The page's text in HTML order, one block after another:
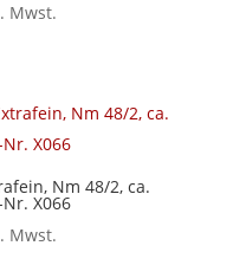
Mwst.
Nm 48/2, ca.
X066
Mwst.